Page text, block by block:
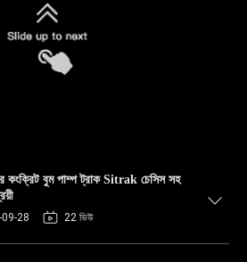
বুম পাম্প ট্রাক Sitrak চেসিস সহ
28 22 ভিউ